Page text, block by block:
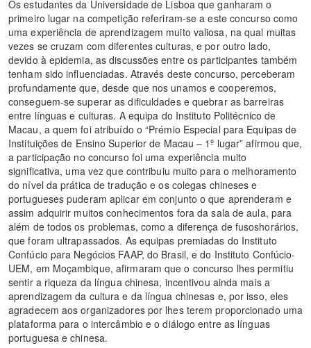
Os estudantes da Universidade de Lisboa que ganharam o
primeiro lugar na competição referiram-se a este concurso como
uma experiência de aprendizagem muito valiosa, na qual muitas
vezes se cruzam com diferentes culturas, e por outro lado,
devido à epidemia, as discussões entre os participantes também
tenham sido influenciadas. Através deste concurso, perceberam
profundamente que, desde que nos unamos e cooperemos,
conseguem-se superar as dificuldades e quebrar as barreiras
entre línguas e culturas. A equipa do Instituto Politécnico de
Macau, a quem foi atribuído o “Prémio Especial para Equipas de
Instituições de Ensino Superior de Macau – 1º lugar” afirmou que,
a participação no concurso foi uma experiência muito
significativa, uma vez que contribuiu muito para o melhoramento
do nível da prática de tradução e os colegas chineses e
portugueses puderam aplicar em conjunto o que aprenderam e
assim adquirir muitos conhecimentos fora da sala de aula, para
além de todos os problemas, como a diferença de fusoshorários,
que foram ultrapassados. As equipas premiadas do Instituto
Confúcio para Negócios FAAP, do Brasil, e do Instituto Confúcio-
UEM, em Moçambique, afirmaram que o concurso lhes permitiu
sentir a riqueza da língua chinesa, incentivou ainda mais a
aprendizagem da cultura e da língua chinesas e, por isso, eles
agradecem aos organizadores por lhes terem proporcionado uma
plataforma para o intercâmbio e o diálogo entre as línguas
portuguesa e chinesa.